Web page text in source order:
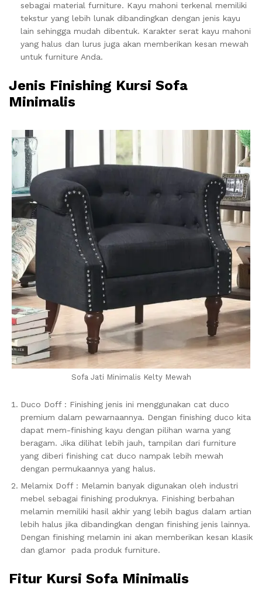
sebagai material furniture. Kayu mahoni terkenal memiliki
tekstur yang lebih lunak dibandingkan dengan jenis kayu
lain sehingga mudah dibentuk. Karakter serat kayu mahoni
yang halus dan lurus juga akan memberikan kesan mewah
untuk furniture Anda.
Jenis Finishing Kursi Sofa
Minimalis
Sofa Jati Minimalis Kelty Mewah
Duco Doff : Finishing jenis ini menggunakan cat duco
premium dalam pewarnaannya. Dengan finishing duco kita
dapat mem-finishing kayu dengan pilihan warna yang
beragam. Jika dilihat lebih jauh, tampilan dari furniture
yang diberi finishing cat duco nampak lebih mewah
dengan permukaannya yang halus.
Melamix Doff : Melamin banyak digunakan oleh industri
mebel sebagai finishing produknya. Finishing berbahan
melamin memiliki hasil akhir yang lebih bagus dalam artian
lebih halus jika dibandingkan dengan finishing jenis lainnya.
Dengan finishing melamin ini akan memberikan kesan klasik
dan glamor pada produk furniture.
Fitur Kursi Sofa Minimalis